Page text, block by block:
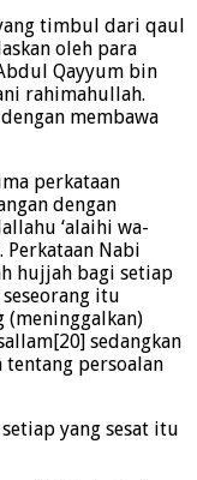
timbul dari qaul
oleh para
Qayyum bin
rahimahullah.
membawa
perkataan
dengan
‘alaihi wa-
Perkataan Nabi
hujjah bagi setiap
itu
(meninggalkan)
sedangkan
persoalan
yang sesat itu